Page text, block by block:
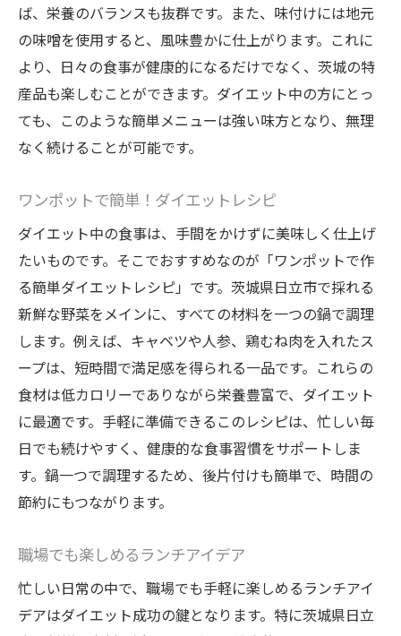
ば、栄養のバランスも抜群です。また、味付けには地元
の味噌を使用すると、風味豊かに仕上がります。これに
より、日々の食事が健康的になるだけでなく、茨城の特
産品も楽しむことができます。ダイエット中の方にとっ
ても、このような簡単メニューは強い味方となり、無理
なく続けることが可能です。
ワンポットで簡単！ダイエットレシピ
ダイエット中の食事は、手間をかけずに美味しく仕上げ
たいものです。そこでおすすめなのが「ワンポットで作
る簡単ダイエットレシピ」です。茨城県日立市で採れる
新鮮な野菜をメインに、すべての材料を一つの鍋で調理
します。例えば、キャベツや人参、鶏むね肉を入れたス
ープは、短時間で満足感を得られる一品です。これらの
食材は低カロリーでありながら栄養豊富で、ダイエット
に最適です。手軽に準備できるこのレシピは、忙しい毎
日でも続けやすく、健康的な食事習慣をサポートしま
す。鍋一つで調理するため、後片付けも簡単で、時間の
節約にもつながります。
職場でも楽しめるランチアイデア
忙しい日常の中で、職場でも手軽に楽しめるランチアイ
デアはダイエット成功の鍵となります。特に茨城県日立